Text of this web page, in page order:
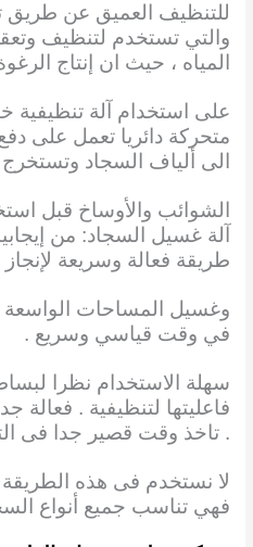
للتنظيف العميق عن طريق
والتي تستخدم لتنظيف
المياه ، حيث ان إنتاج
على استخدام آلة
متحركة دائريا تعمل على
الى ألياف السجاد وتستخرج
الشوائب والأوساخ قبل
آلة غسيل السجاد: من
طريقة فعالة وسريعة
وغسيل المساحات
في وقت قياسي وسريع .
سهلة الاستخدام نظرا
فاعليتها لتنظيفية . فعالة
. تاخذ وقت قصير جدا فى
لا نستخدم فى هذه
فهي تناسب جميع أنواع